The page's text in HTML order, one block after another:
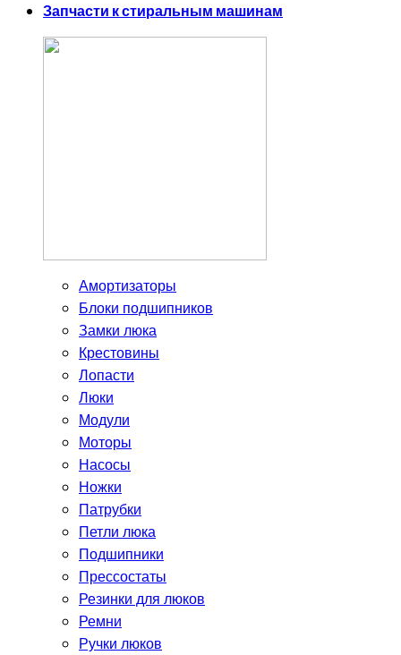
Запчасти к стиральным машинам
Амортизаторы
Блоки подшипников
Замки люка
Крестовины
Лопасти
Люки
Модули
Моторы
Насосы
Ножки
Патрубки
Петли люка
Подшипники
Прессостаты
Резинки для люков
Ремни
Ручки люков